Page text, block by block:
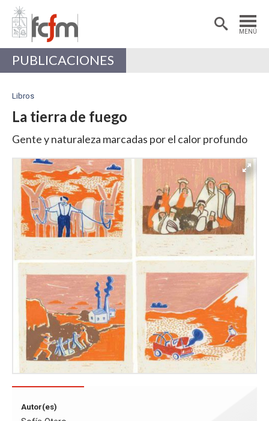
MENÚ
Estudiantes
Académicas/os
PUBLICACIONES
Libros
La tierra de fuego
Gente y naturaleza marcadas por el calor profundo
Autor(es)